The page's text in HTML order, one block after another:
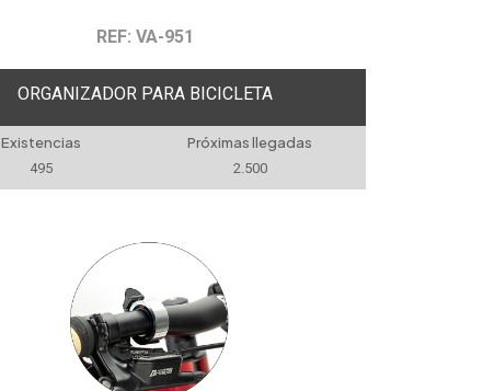
REF: VA-951
ORGANIZADOR PARA BICICLETA
Existencias
495
Próximas llegadas
2.500